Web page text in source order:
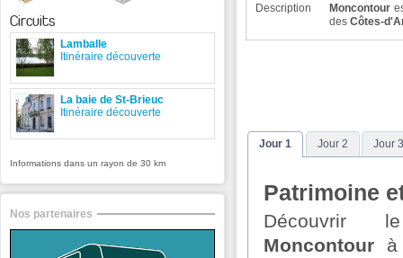
Description Moncontour
des Côtes-
Jour 1 Jour 2 Jour
Patrimoine
Découvrir
Moncontour à
Circuits
Lamballe
Itinéraire découverte
La baie de St-Brieuc
Itinéraire découverte
Informations dans un rayon de 30 km
Nos partenaires